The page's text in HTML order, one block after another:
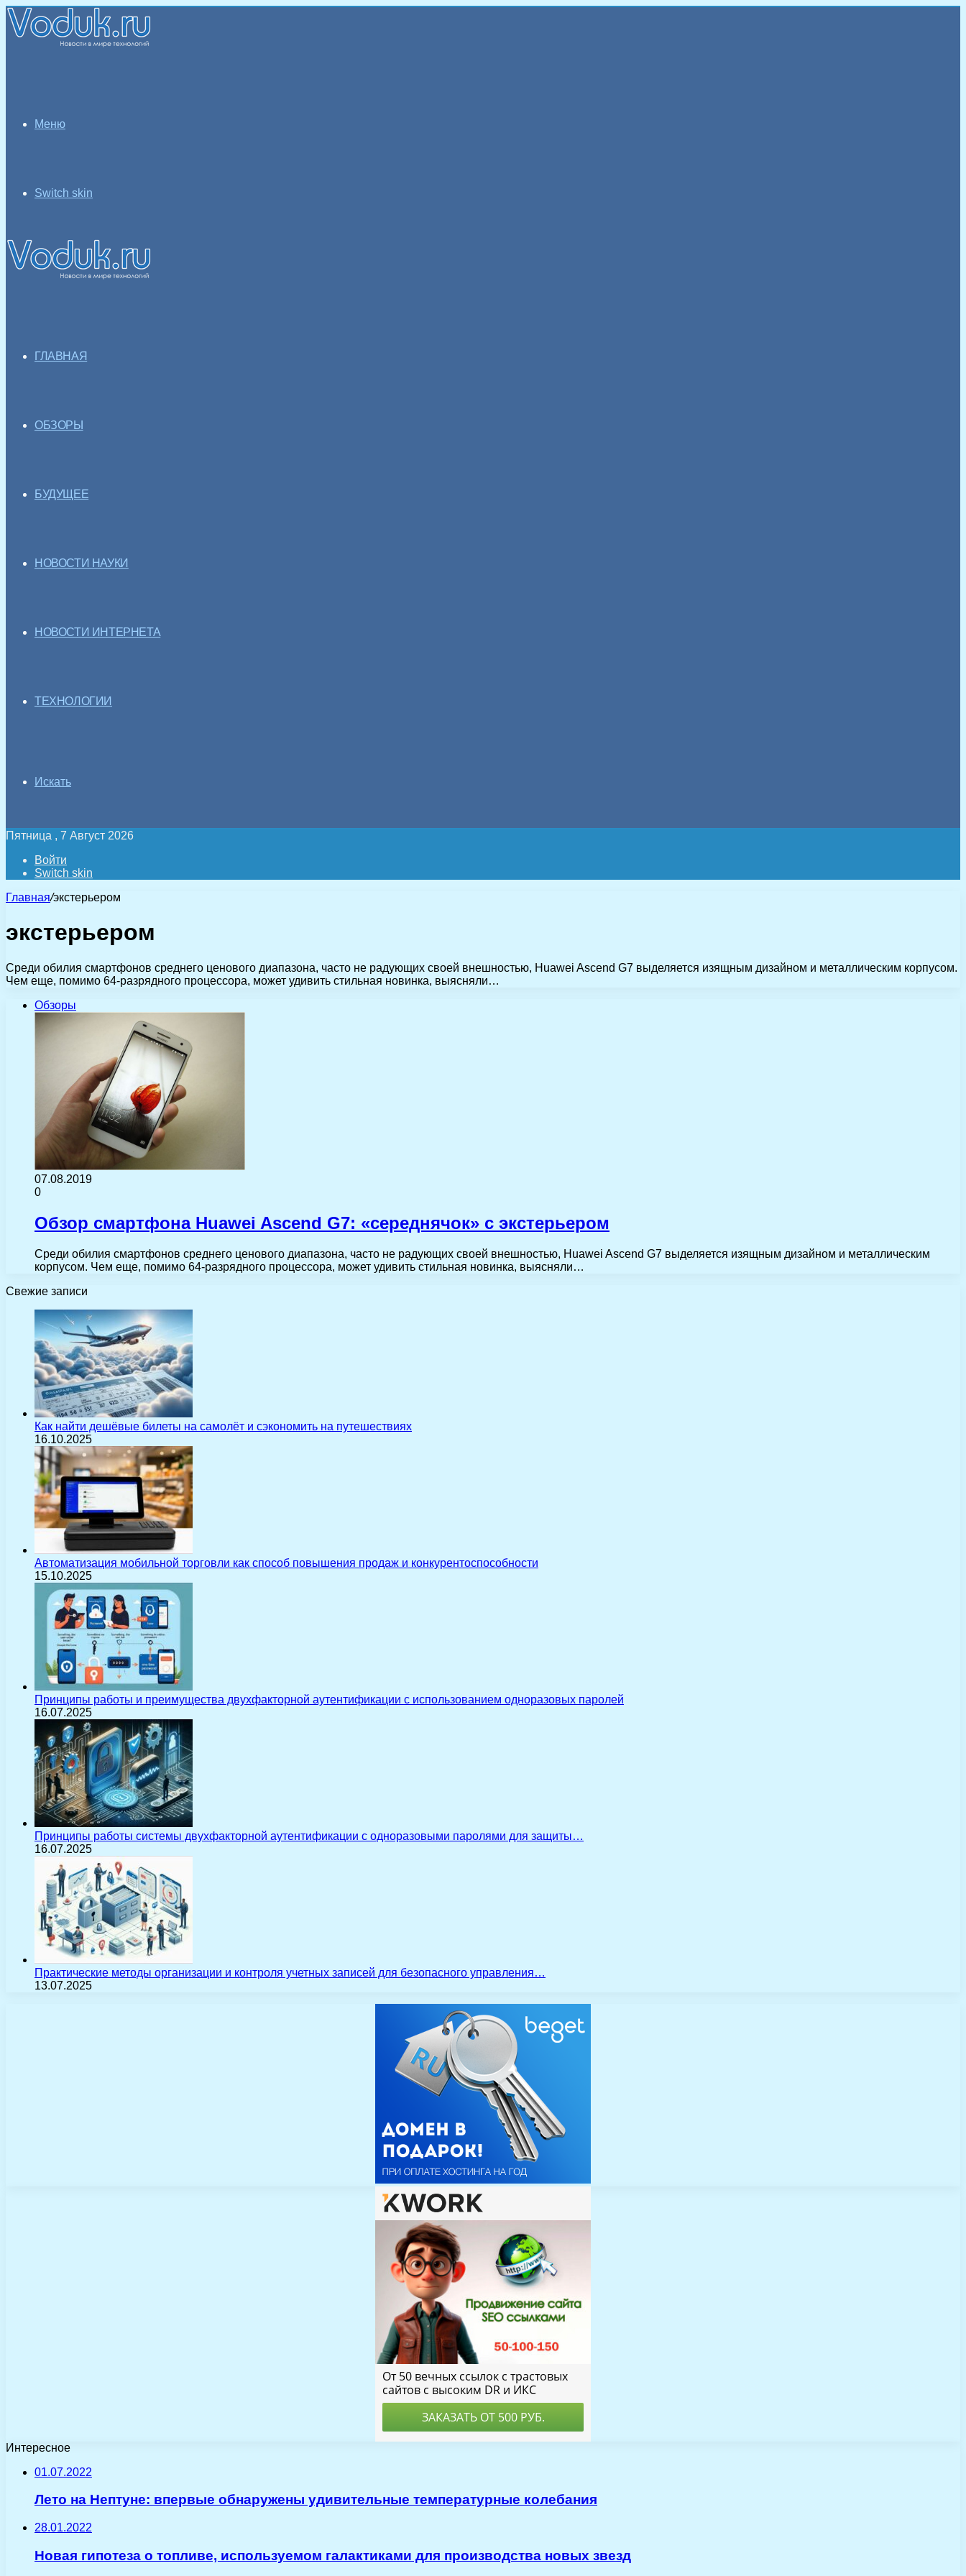
Меню
Switch skin
ГЛАВНАЯ
ОБЗОРЫ
БУДУЩЕЕ
НОВОСТИ НАУКИ
НОВОСТИ ИНТЕРНЕТА
ТЕХНОЛОГИИ
Искать
Пятница , 7 Август 2026
Войти
Switch skin
Главная/экстерьером
экстерьером
Среди обилия смартфонов среднего ценового диапазона, часто не радующих своей внешностью, Huawei Ascend G7 выделяется изящным дизайном и металлическим корпусом.
Чем еще, помимо 64-разрядного процессора, может удивить стильная новинка, выясняли…
Обзоры
07.08.2019
0
Обзор смартфона Huawei Ascend G7: «середнячок» с экстерьером
Среди обилия смартфонов среднего ценового диапазона, часто не радующих своей внешностью, Huawei Ascend G7 выделяется изящным дизайном и металлическим
корпусом. Чем еще, помимо 64-разрядного процессора, может удивить стильная новинка, выясняли…
Свежие записи
Как найти дешёвые билеты на самолёт и сэкономить на путешествиях
16.10.2025
Автоматизация мобильной торговли как способ повышения продаж и конкурентоспособности
15.10.2025
Принципы работы и преимущества двухфакторной аутентификации с использованием одноразовых паролей
16.07.2025
Принципы работы системы двухфакторной аутентификации с одноразовыми паролями для защиты…
16.07.2025
Практические методы организации и контроля учетных записей для безопасного управления…
13.07.2025
Интересное
01.07.2022
Лето на Нептуне: впервые обнаружены удивительные температурные колебания
28.01.2022
Новая гипотеза о топливе, используемом галактиками для производства новых звезд